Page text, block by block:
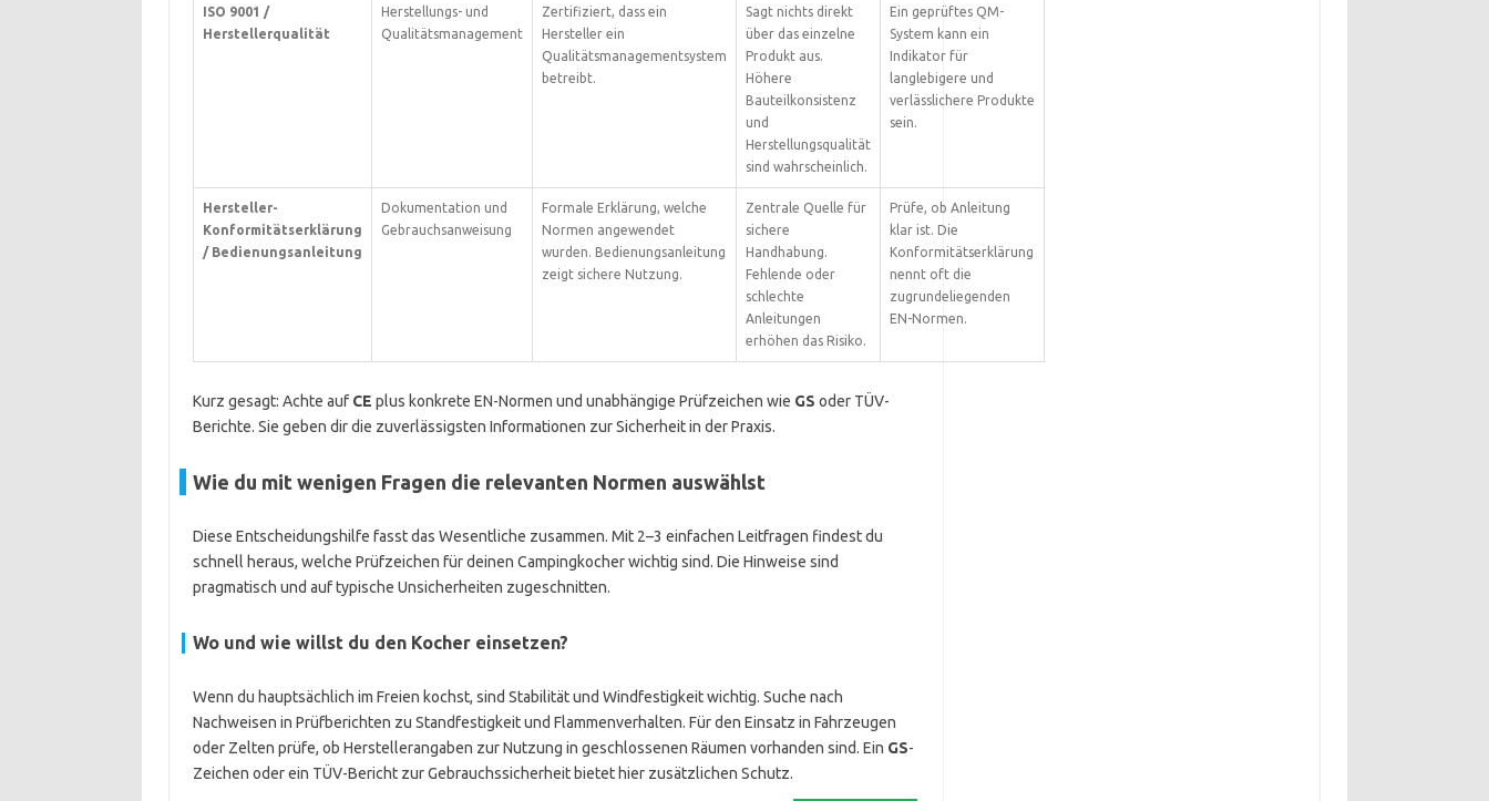
ISO 9001 /
Herstellerqualität
Herstellungs- und
Qualitätsmanagement
Zertifiziert, dass ein
Hersteller ein
Qualitätsmanagementsystem
betreibt.
Sagt nichts direkt
über das einzelne
Produkt aus.
Höhere
Bauteilkonsistenz
und
Herstellungsqualität
sind wahrscheinlich.
Ein geprüftes QM-
System kann ein
Indikator für
langlebigere und
verlässlichere Produkte
sein.
Hersteller-
Konformitätserklärung
/ Bedienungsanleitung
Dokumentation und
Gebrauchsanweisung
Formale Erklärung, welche
Normen angewendet
wurden. Bedienungsanleitung
zeigt sichere Nutzung.
Zentrale Quelle für
sichere
Handhabung.
Fehlende oder
schlechte
Anleitungen
erhöhen das Risiko.
Prüfe, ob Anleitung
klar ist. Die
Konformitätserklärung
nennt oft die
zugrundeliegenden
EN-Normen.
Kurz gesagt: Achte auf CE plus konkrete EN-Normen und unabhängige Prüfzeichen wie GS oder TÜV-
Berichte. Sie geben dir die zuverlässigsten Informationen zur Sicherheit in der Praxis.
Wie du mit wenigen Fragen die relevanten Normen auswählst
Diese Entscheidungshilfe fasst das Wesentliche zusammen. Mit 2–3 einfachen Leitfragen findest du
schnell heraus, welche Prüfzeichen für deinen Campingkocher wichtig sind. Die Hinweise sind
pragmatisch und auf typische Unsicherheiten zugeschnitten.
Wo und wie willst du den Kocher einsetzen?
Wenn du hauptsächlich im Freien kochst, sind Stabilität und Windfestigkeit wichtig. Suche nach
Nachweisen in Prüfberichten zu Standfestigkeit und Flammenverhalten. Für den Einsatz in Fahrzeugen
oder Zelten prüfe, ob Herstellerangaben zur Nutzung in geschlossenen Räumen vorhanden sind. Ein GS-
Zeichen oder ein TÜV-Bericht zur Gebrauchssicherheit bietet hier zusätzlichen Schutz.